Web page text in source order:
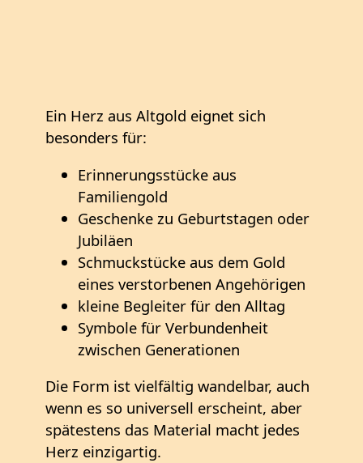
Ein Herz aus Altgold eignet sich
besonders für:
Erinnerungsstücke aus
Familiengold
Geschenke zu Geburtstagen oder
Jubiläen
Schmuckstücke aus dem Gold
eines verstorbenen Angehörigen
kleine Begleiter für den Alltag
Symbole für Verbundenheit
zwischen Generationen
Die Form ist vielfältig wandelbar, auch
wenn es so universell erscheint, aber
spätestens das Material macht jedes
Herz einzigartig.